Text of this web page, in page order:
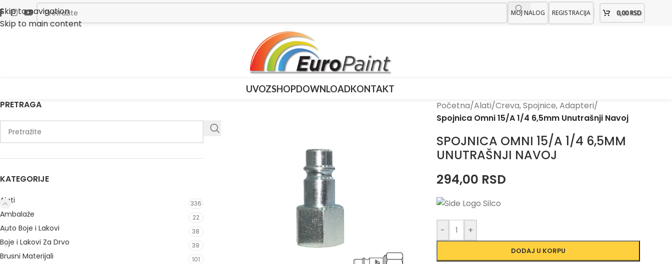
Skip to navigation
Skip to main content
MOJ NALOG REGISTRACIJA 0,00RSD
UVOZSHOPDOWNLOADKONTAKT
PRETRAGA
KATEGORIJE
Alati 336
Ambalaže 22
Auto Boje i Lakovi 38
Boje i Lakovi Za Drvo 39
Brusni Materijali 101
Početna/Alati/Creva, Spojnice, Adapteri/
Spojnica Omni 15/A 1/4 6,5mm Unutrašnji Navoj
SPOJNICA OMNI 15/A 1/4 6,5MM
UNUTRAŠNJI NAVOJ
294,00 RSD
- +
DODAJ U KORPU